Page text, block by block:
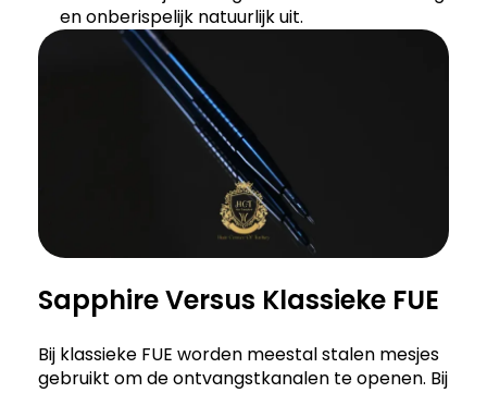
en onberispelijk natuurlijk uit.
Sapphire Versus Klassieke FUE
Bij klassieke FUE worden meestal stalen mesjes
gebruikt om de ontvangstkanalen te openen. Bij